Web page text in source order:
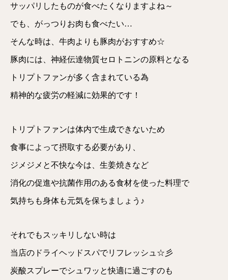
サッパリしたものが食べたくなりますよね～
でも、がっつりお肉も食べたい…
そんな時は、牛肉よりも豚肉がおすすめ☆
豚肉には、神経伝達物質セロトニンの原料となる
トリプトファンが多く含まれている為
精神的な疲労の軽減に効果的です！
トリプトファンは体内で生成できないため
食事によって摂取する必要があり、
ジメジメと不快な今は、生姜焼きなど
消化の促進や抗菌作用のある食材を使った料理で
気持ちも身体も元気を保ちましょう♪
それでもスッキリしない時は
当店のドライヘッドスパでリフレッシュ☆彡
炭酸スプレーでシュワッと快適に過ごすのも